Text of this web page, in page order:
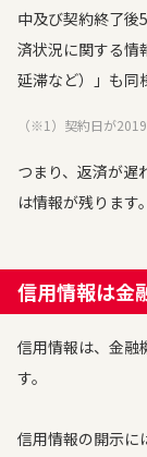
中及び契約終了
済状況に関する情
延滞など）」も同
（※1）契約日が
つまり、返済が遅
は情報が残ります。
信用情報は金
信用情報は、金融
す。
信用情報の開示に